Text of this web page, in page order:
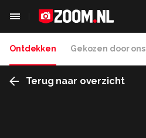
Ontdekken Gekozen door ons
Terug naar overzicht